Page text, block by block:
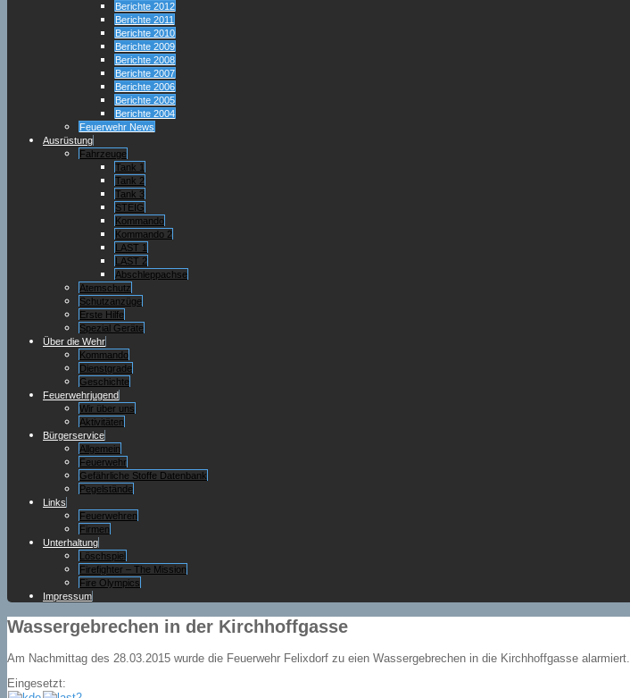
Berichte 2012
Berichte 2011
Berichte 2010
Berichte 2009
Berichte 2008
Berichte 2007
Berichte 2006
Berichte 2005
Berichte 2004
Feuerwehr News
Ausrüstung
Fahrzeuge
Tank 1
Tank 2
Tank 3
STEIG
Kommando
Kommando 2
LAST 1
LAST 2
Abschleppachse
Atemschutz
Schutzanzüge
Erste Hilfe
Spezial Geräte
Über die Wehr
Kommando
Dienstgrade
Geschichte
Feuerwehrjugend
Wir über uns
Aktivitäten
Bürgerservice
Allgemein
Feuerwehr
Gefährliche Stoffe Datenbank
Pegelstände
Links
Feuerwehren
Firmen
Unterhaltung
Löschspiel
Firefighter – The Mission
Fire Olympics
Impressum
Wassergebrechen in der Kirchhoffgasse
Am Nachmittag des 28.03.2015 wurde die Feuerwehr Felixdorf zu eien Wassergebrechen in die Kirchhoffgasse alarmiert.
Eingesetzt: